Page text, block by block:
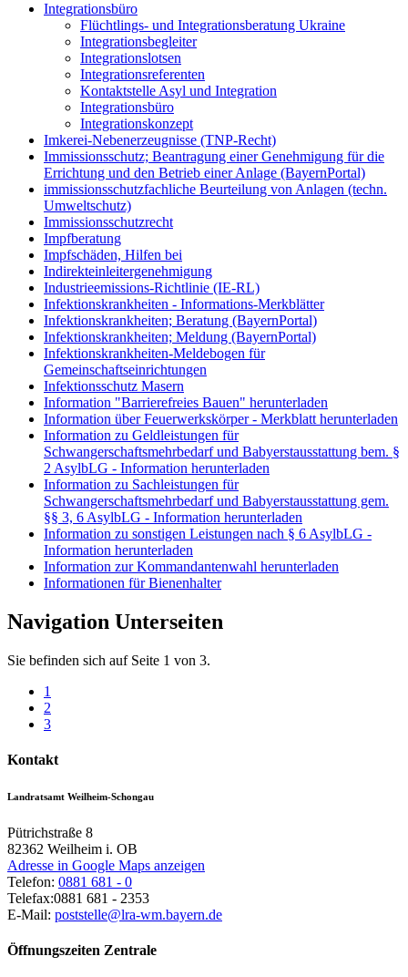
Integrationsbüro
Flüchtlings- und Integrationsberatung Ukraine
Integrationsbegleiter
Integrationslotsen
Integrationsreferenten
Kontaktstelle Asyl und Integration
Integrationsbüro
Integrationskonzept
Imkerei-Nebenerzeugnisse (TNP-Recht)
Immissionsschutz; Beantragung einer Genehmigung für die
Errichtung und den Betrieb einer Anlage (BayernPortal)
immissionsschutzfachliche Beurteilung von Anlagen (techn.
Umweltschutz)
Immissionsschutzrecht
Impfberatung
Impfschäden, Hilfen bei
Indirekteinleitergenehmigung
Industrieemissions-Richtlinie (IE-RL)
Infektionskrankheiten - Informations-Merkblätter
Infektionskrankheiten; Beratung (BayernPortal)
Infektionskrankheiten; Meldung (BayernPortal)
Infektionskrankheiten-Meldebogen für
Gemeinschaftseinrichtungen
Infektionsschutz Masern
Information "Barrierefreies Bauen" herunterladen
Information über Feuerwerkskörper - Merkblatt herunterladen
Information zu Geldleistungen für
Schwangerschaftsmehrbedarf und Babyerstausstattung bem. §
2 AsylbLG - Information herunterladen
Information zu Sachleistungen für
Schwangerschaftsmehrbedarf und Babyerstausstattung gem.
§§ 3, 6 AsylbLG - Information herunterladen
Information zu sonstigen Leistungen nach § 6 AsylbLG -
Information herunterladen
Information zur Kommandantenwahl herunterladen
Informationen für Bienenhalter
Navigation Unterseiten
Sie befinden sich auf Seite 1 von 3.
1
2
3
Kontakt
Landratsamt Weilheim-Schongau
Pütrichstraße 8
82362 Weilheim i. OB
Adresse in Google Maps anzeigen
Telefon: 0881 681 - 0
Telefax:0881 681 - 2353
E-Mail: poststelle@lra-wm.bayern.de
Öffnungszeiten Zentrale